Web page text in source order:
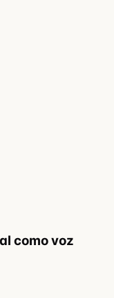
como voz